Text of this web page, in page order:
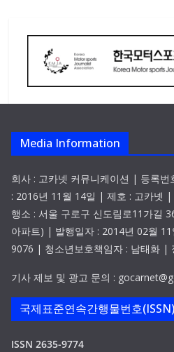
Media Information
회사 : 고카넷 커뮤니케이션 | 등록
: 2016년 11월 14일 | 제호 : 고카넷
행소 : 서울 구로구 신도림로11가길
아파트) | 발행일자 : 2014년 02월
9076 | 청소년보호책임자 : 남태화 |
기사 제보 및 광고 문의 :
국제표준연속간행물번호(ISSN)
ISSN 2635-9774